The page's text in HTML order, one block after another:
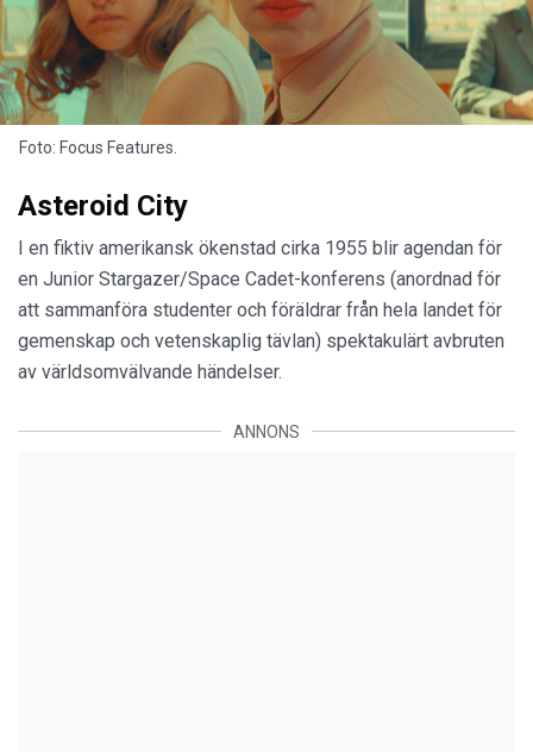
Foto: Focus Features.
Asteroid City
I en fiktiv amerikansk ökenstad cirka 1955 blir agendan för
en Junior Stargazer/Space Cadet-konferens (anordnad för
att sammanföra studenter och föräldrar från hela landet för
gemenskap och vetenskaplig tävlan) spektakulärt avbruten
av världsomvälvande händelser.
ANNONS